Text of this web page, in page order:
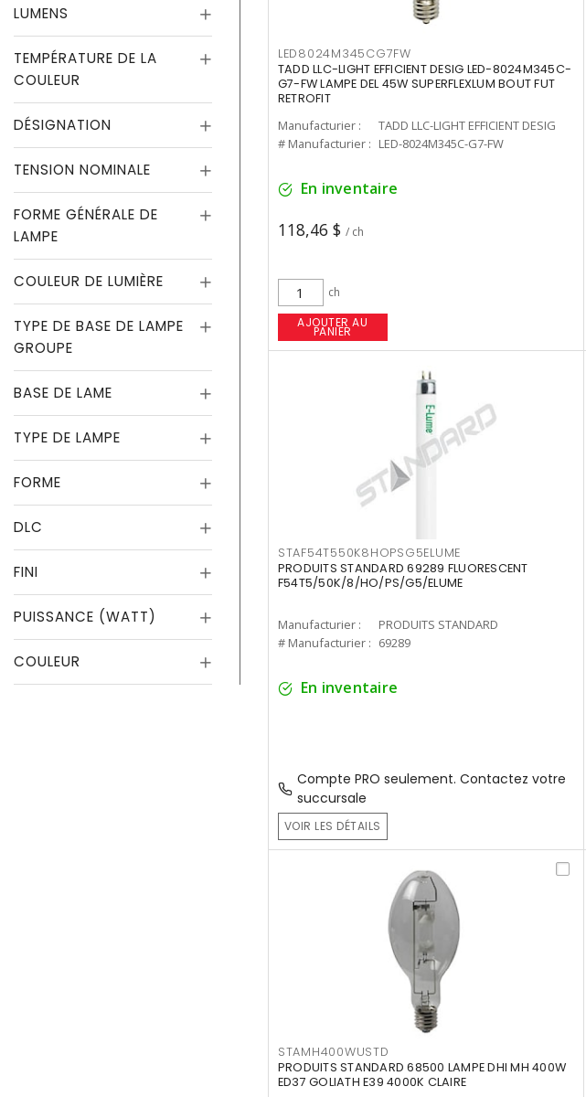
LUMENS
TEMPÉRATURE DE LA
COULEUR
DÉSIGNATION
TENSION NOMINALE
FORME GÉNÉRALE DE
LAMPE
COULEUR DE LUMIÈRE
TYPE DE BASE DE LAMPE
GROUPE
BASE DE LAME
TYPE DE LAMPE
FORME
DLC
FINI
PUISSANCE (WATT)
COULEUR
LED8024M345CG7FW
TADD LLC-LIGHT EFFICIENT DESIG LED-8024M345C-
G7-FW LAMPE DEL 45W SUPERFLEXLUM BOUT FUT
RETROFIT
Manufacturier :
TADD LLC-LIGHT EFFICIENT DESIG
# Manufacturier : LED-8024M345C-G7-FW
En inventaire
118,46 $ / ch
ch
AJOUTER AU
PANIER
STAF54T550K8HOPSG5ELUME
PRODUITS STANDARD 69289 FLUORESCENT
F54T5/50K/8/HO/PS/G5/ELUME
Manufacturier :
PRODUITS STANDARD
# Manufacturier : 69289
En inventaire
Compte PRO seulement. Contactez votre
succursale
VOIR LES DÉTAILS
STAMH400WUSTD
PRODUITS STANDARD 68500 LAMPE DHI MH 400W
ED37 GOLIATH E39 4000K CLAIRE